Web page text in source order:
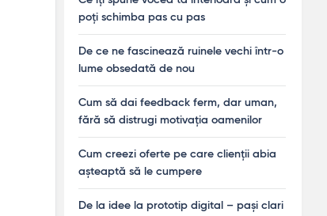
poți schimba pas cu pas
De ce ne fascinează ruinele vechi într-o
lume obsedată de nou
Cum să dai feedback ferm, dar uman,
fără să distrugi motivația oamenilor
Cum creezi oferte pe care clienții abia
așteaptă să le cumpere
De la idee la prototip digital – pași clari